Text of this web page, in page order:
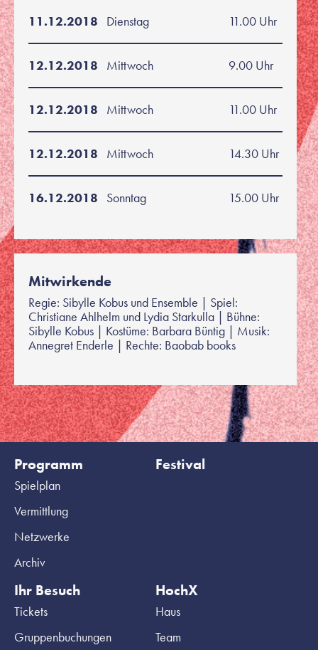
11.12.2018 Dienstag 11.00 Uhr
12.12.2018 Mittwoch 9.00 Uhr
12.12.2018 Mittwoch 11.00 Uhr
12.12.2018 Mittwoch 14.30 Uhr
16.12.2018 Sonntag 15.00 Uhr
Mitwirkende
Regie: Sibylle Kobus und Ensemble | Spiel:
Christiane Ahlhelm und Lydia Starkulla | Bühne:
Sibylle Kobus | Kostüme: Barbara Büntig | Musik:
Annegret Enderle | Rechte: Baobab books
Programm
Spielplan
Vermittlung
Netzwerke
Archiv
Festival
Ihr Besuch
Tickets
Gruppenbuchungen
HochX
Haus
Team